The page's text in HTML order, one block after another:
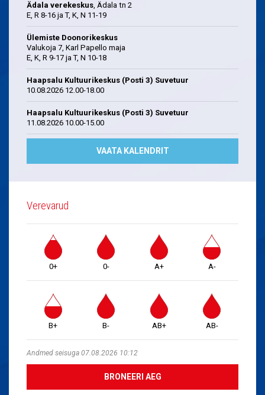
Ädala verekeskus, Ädala tn 2
E, R 8-16 ja T, K, N 11-19
Ülemiste Doonorikeskus
Valukoja 7, Karl Papello maja
E, K, R 9-17 ja T, N 10-18
Haapsalu Kultuurikeskus (Posti 3) Suvetuur
10.08.2026 12.00-18.00
Haapsalu Kultuurikeskus (Posti 3) Suvetuur
11.08.2026 10.00-15.00
VAATA KALENDRIT
Verevarud
0+ 0- A+ A-
B+ B- AB+ AB-
Andmed seisuga 07.08.2026 10:12
BRONEERI AEG